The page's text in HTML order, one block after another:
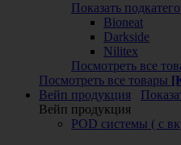
Показать
Bioneat
Darkside
Nilitex
Посмотреть все
Посмотреть все товары
Вейп продукция
Вейп продукция
POD системы ( с